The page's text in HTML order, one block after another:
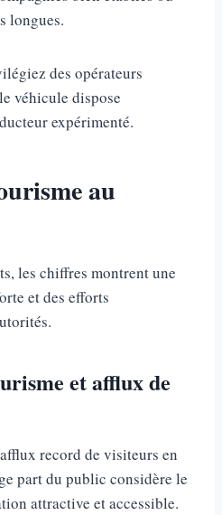
longues.
des opérateurs
véhicule dispose
expérimenté.
au
les chiffres montrent une
et des efforts
et afflux de
record de visiteurs en
part du public considère le
attractive et accessible.